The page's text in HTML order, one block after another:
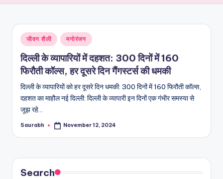
और
विश्व
Posted
in
जीवन शैली मनोरंजन
दिल्ली के व्यापारियों में दहशत: 300 दिनों में 160
फिरौती कॉल्स, हर दूसरे दिन गैंगस्टर्स की धमकी
दिल्ली के व्यापारियों को हर दूसरे दिन धमकी: 300 दिनों में 160 फिरौती कॉल्स,
दहशत का माहौल नई दिल्ली: दिल्ली के व्यापारी इन दिनों एक गंभीर समस्या से
जूझ रहे…
Posted
Saurabh November 12, 2024
Search